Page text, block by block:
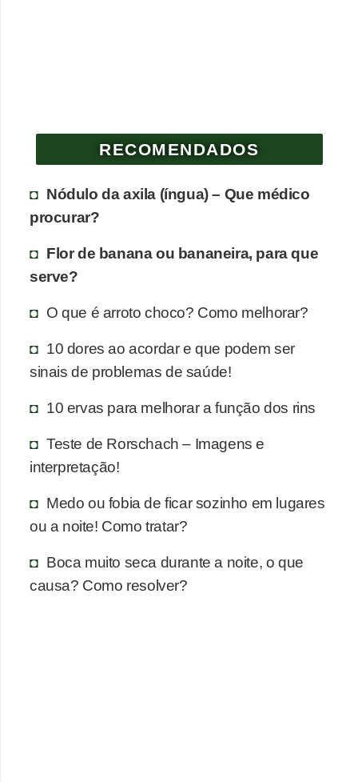
RECOMENDADOS
Nódulo da axila (íngua) – Que médico
procurar?
Flor de banana ou bananeira, para que
serve?
O que é arroto choco? Como melhorar?
10 dores ao acordar e que podem ser
sinais de problemas de saúde!
10 ervas para melhorar a função dos rins
Teste de Rorschach – Imagens e
interpretação!
Medo ou fobia de ficar sozinho em lugares
ou a noite! Como tratar?
Boca muito seca durante a noite, o que
causa? Como resolver?
a
s
m
e
i
c
i
a
i
s
S